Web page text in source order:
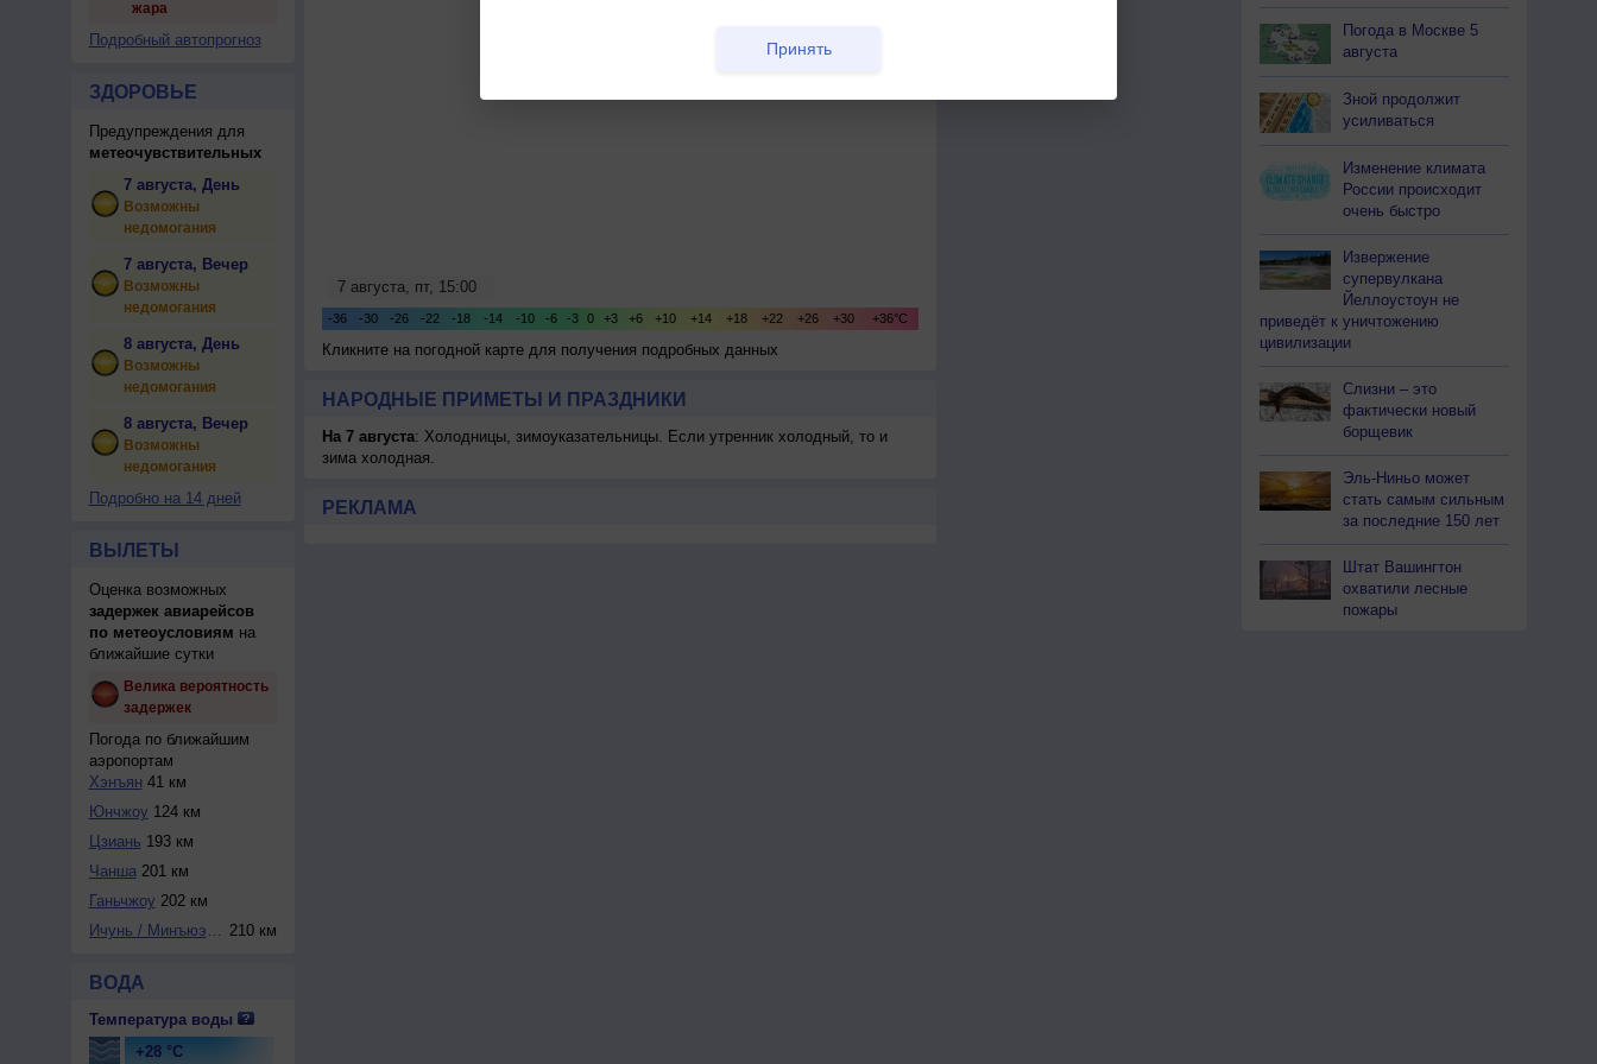
жара
Подробный автопрогноз
ЗДОРОВЬЕ
Предупреждения для
метеочувствительных
7 августа, День
Возможны
недомогания
7 августа, Вечер
Возможны
недомогания
8 августа, День
Возможны
недомогания
8 августа, Вечер
Возможны
недомогания
Подробно на 14 дней
ВЫЛЕТЫ
Оценка возможных
задержек авиарейсов
по метеоусловиям на
ближайшие сутки
Велика вероятность
задержек
Погода по ближайшим
аэропортам
Хэнъян 41 км
Юнчжоу 124 км
Цзиань 193 км
Чанша201 км
Ганьчжоу 202 км
Ичунь / Минъюэшан 210 км
ВОДА
Температура воды
+28 °C
Кликните на погодной карте для получения подробных данных
НАРОДНЫЕ ПРИМЕТЫ И ПРАЗДНИКИ
На 7 августа: Холодницы, зимоуказательницы. Если утренник холодный, то и
зима холодная.
РЕКЛАМА
Погода в Москве 5
августа
Зной продолжит
усиливаться
Изменение климата
России происходит
очень быстро
Извержение
супервулкана
Йеллоустоун не
приведёт к уничтожению
цивилизации
Слизни – это
фактически новый
борщевик
Эль-Ниньо может
стать самым сильным
за последние 150 лет
Штат Вашингтон
охватили лесные
пожары
Принять